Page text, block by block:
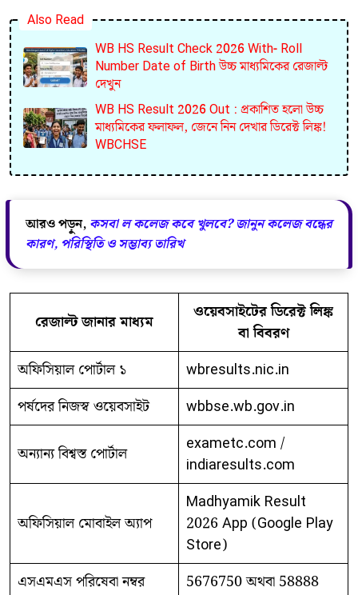
Also Read
WB HS Result Check 2026 With- Roll
Number Date of Birth উচ্চ মাধ্যমিকের রেজাল্ট
দেখুন
WB HS Result 2026 Out : প্রকাশিত হলো উচ্চ
মাধ্যমিকের ফলাফল, জেনে নিন দেখার ডিরেক্ট লিঙ্ক!
WBCHSE
আরও পড়ুন, কসবা ল কলেজ কবে খুলবে? জানুন কলেজ বন্ধের
কারণ, পরিস্থিতি ও সম্ভাব্য তারিখ
রেজাল্ট জানার মাধ্যম
ওয়েবসাইটের ডিরেক্ট লিঙ্ক
বা বিবরণ
অফিসিয়াল পোর্টাল ১
wbresults.nic.in
পর্ষদের নিজস্ব ওয়েবসাইট
wbbse.wb.gov.in
অন্যান্য বিশ্বস্ত পোর্টাল
exametc.com /
indiaresults.com
অফিসিয়াল মোবাইল অ্যাপ
Madhyamik Result
2026 App (Google Play
Store)
এসএমএস পরিষেবা নম্বর
5676750 অথবা 58888